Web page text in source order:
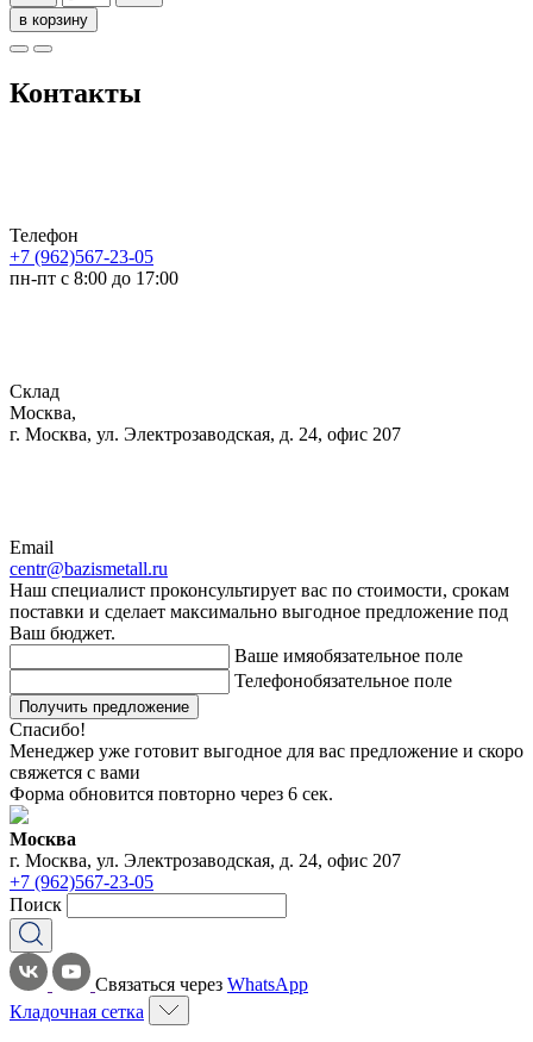
в корзину
Контакты
Телефон
+7 (962)567-23-05
пн-пт с 8:00 до 17:00
Склад
Москва,
г. Москва, ул. Электрозаводская, д. 24, офис 207
Email
centr@bazismetall.ru
Наш специалист проконсультирует вас по стоимости, срокам
поставки и сделает максимально выгодное предложение под
Ваш бюджет.
Ваше имяобязательное поле
Телефонобязательное поле
Получить предложение
Спасибо!
Менеджер уже готовит выгодное для вас предложение и скоро
свяжется с вами
Форма обновится повторно через 6 сек.
Москва
г. Москва, ул. Электрозаводская, д. 24, офис 207
+7 (962)567-23-05
Поиск
Связаться через WhatsApp
Кладочная сетка